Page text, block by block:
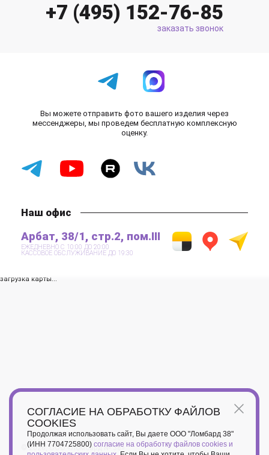
+7 (495) 152-76-85
заказать звонок
Вы можете отправить фото вашего изделия через
мессенджеры, мы проведем бесплатную комплексную
оценку.
Наш офис
Арбат, 38/1, стр.2, пом.III
ЕЖЕДНЕВНО С 10:00 ДО 20:00
КАССОВОЕ ОБСЛУЖИВАНИЕ ДО 19:30
загрузка карты...
© 2026, ООО «Ломбард № 38»
СОГЛАСИЕ НА ОБРАБОТКУ ФАЙЛОВ
COOKIES
Продолжая использовать сайт, Вы даете ООО "Ломбард 38"
(ИНН 7704725800) согласие на обработку файлов cookies и